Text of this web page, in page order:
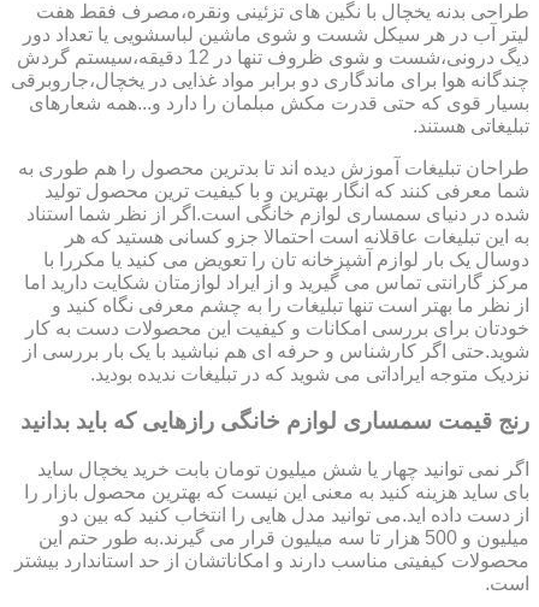
طراحی بدنه یخچال با نگین های تزئینی ونقره،مصرف فقط هفت
لیتر آب در هر سیکل شست و شوی ماشین لباسشویی یا تعداد دور
دیگ درونی،شست و شوی ظروف تنها در 12 دقیقه،سیستم گردش
چندگانه هوا برای ماندگاری دو برابر مواد غذایی در یخچال،جاروبرقی
بسیار قوی که حتی قدرت مکش مبلمان را دارد و...همه شعارهای
تبلیغاتی هستند.
طراحان تبلیغات آموزش دیده اند تا بدترین محصول را هم طوری به
شما معرفی کنند که انگار بهترین و با کیفیت ترین محصول تولید
شده در دنیای سمساری لوازم خانگی است.اگر از نظر شما استناد
به این تبلیغات عاقلانه است احتمالا جزو کسانی هستید که هر
دوسال یک بار لوازم آشپزخانه تان را تعویض می کنید یا مکررا با
مرکز گارانتی تماس می گیرید و از ایراد لوازمتان شکایت دارید اما
از نظر ما بهتر است تنها تبلیغات را به چشم معرفی نگاه کنید و
خودتان برای بررسی امکانات و کیفیت این محصولات دست به کار
شوید.حتی اگر کارشناس و حرفه ای هم نباشید با یک بار بررسی از
نزدیک متوجه ایراداتی می شوید که در تبلیغات ندیده بودید.
رنج قیمت سمساری لوازم خانگی رازهایی که باید بدانید
اگر نمی توانید چهار یا شش میلیون تومان بابت خرید یخچال ساید
بای ساید هزینه کنید به معنی این نیست که بهترین محصول بازار را
از دست داده اید.می توانید مدل هایی را انتخاب کنید که بین دو
میلیون و 500 هزار تا سه میلیون قرار می گیرند.به طور حتم این
محصولات کیفیتی مناسب دارند و امکاناتشان از حد استاندارد بیشتر
است.